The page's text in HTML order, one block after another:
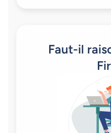
Faut-il